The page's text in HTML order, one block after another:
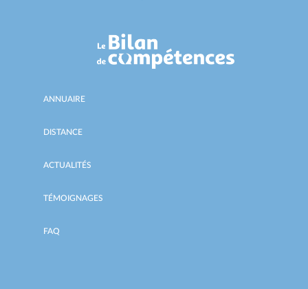
ANNUAIRE
DISTANCE
ACTUALITÉS
TÉMOIGNAGES
FAQ